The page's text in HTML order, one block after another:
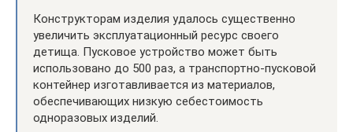
Конструкторам изделия удалось существенно
увеличить эксплуатационный ресурс своего
детища. Пусковое устройство может быть
использовано до 500 раз, а транспортно-пусковой
контейнер изготавливается из материалов,
обеспечивающих низкую себестоимость
одноразовых изделий.